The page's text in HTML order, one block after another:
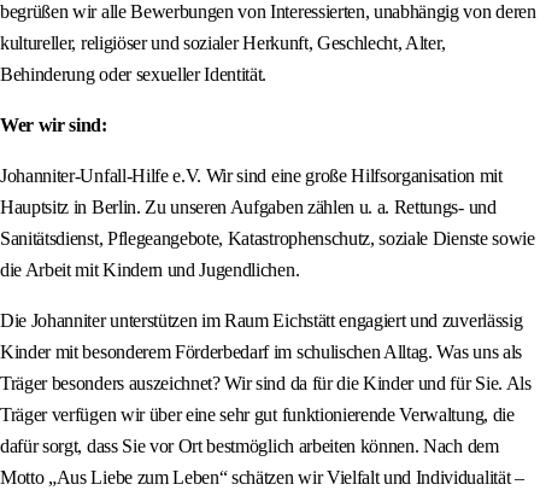
begrüßen wir alle Bewerbungen von Interessierten, unabhängig von deren
kultureller, religiöser und sozialer Herkunft, Geschlecht, Alter,
Behinderung oder sexueller Identität.
Wer wir sind:
Johanniter-Unfall-Hilfe e.V. Wir sind eine große Hilfsorganisation mit
Hauptsitz in Berlin. Zu unseren Aufgaben zählen u. a. Rettungs- und
Sanitätsdienst, Pflegeangebote, Katastrophenschutz, soziale Dienste sowie
die Arbeit mit Kindern und Jugendlichen.
Die Johanniter unterstützen im Raum Eichstätt engagiert und zuverlässig
Kinder mit besonderem Förderbedarf im schulischen Alltag. Was uns als
Träger besonders auszeichnet? Wir sind da für die Kinder und für Sie. Als
Träger verfügen wir über eine sehr gut funktionierende Verwaltung, die
dafür sorgt, dass Sie vor Ort bestmöglich arbeiten können. Nach dem
Motto „Aus Liebe zum Leben“ schätzen wir Vielfalt und Individualität –